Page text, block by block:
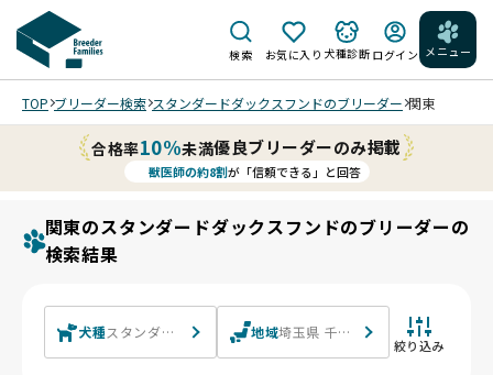
検索 お気に入り 犬種診断 ログイン メニュー
TOP ブリーダー検索 スタンダードダックスフンドのブリーダー 関東
合格率10%未満優良ブリーダーのみ掲載
獣医師の約8割が「信頼できる」と回答
関東のスタンダードダックスフンドのブリーダーの
検索結果
犬種スタンダードダックスフンド スタンダードダックスフンド(
地域埼玉県 千葉県 東京都 神奈川県
絞り込み